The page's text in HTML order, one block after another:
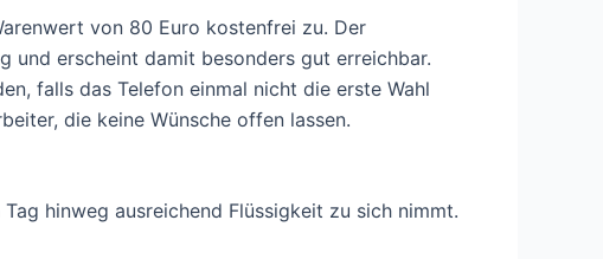
von 80 Euro kostenfrei zu. Der
und erscheint damit besonders gut erreichbar.
falls das Telefon einmal nicht die erste Wahl
die keine Wünsche offen lassen.
hinweg ausreichend Flüssigkeit zu sich nimmt.